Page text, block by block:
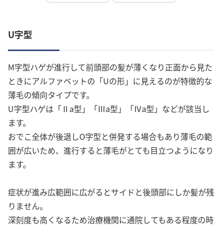
U字型
M字型ハゲが進行して前頭部の髪が薄くなり正面から見た
ときにアルファベットの「Uの形」に見えるのが特徴的な
薄毛の傾向タイプです。
U字型ハゲは「Ⅱa型」「Ⅲa型」「Ⅳa型」などが該当し
ます。
おでこ全体が後退しO字型と併発する場合もあり薄毛の範
囲が広いため、進行すると薄毛がとても目立つようになり
ます。
症状が進み広範囲に広がるとサイドと後頭部にしか髪が残
りません。
深刻度も高くなるため治療機関に通院してもある程度の時